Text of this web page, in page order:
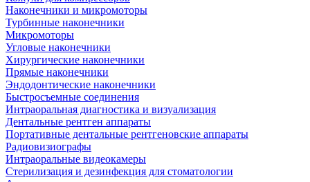
Наконечники и микромоторы
Турбинные наконечники
Микромоторы
Угловые наконечники
Хирургические наконечники
Прямые наконечники
Эндодонтические наконечники
Быстросъемные соединения
Интраоральная диагностика и визуализация
Дентальные рентген аппараты
Портативные дентальные рентгеновские аппараты
Радиовизиографы
Интраоральные видеокамеры
Стерилизация и дезинфекция для стоматологии